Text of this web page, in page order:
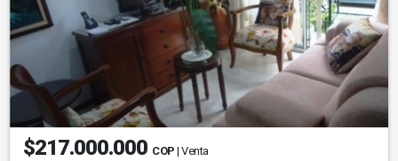
$217.000.000 COP | Venta